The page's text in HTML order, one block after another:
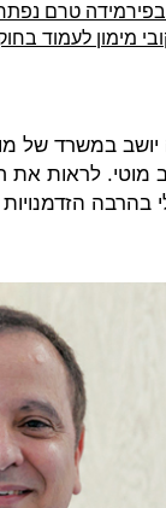
טרם
מימון לעמוד בחוק
יושב במשרד של
מוטי. לראות
בהרבה